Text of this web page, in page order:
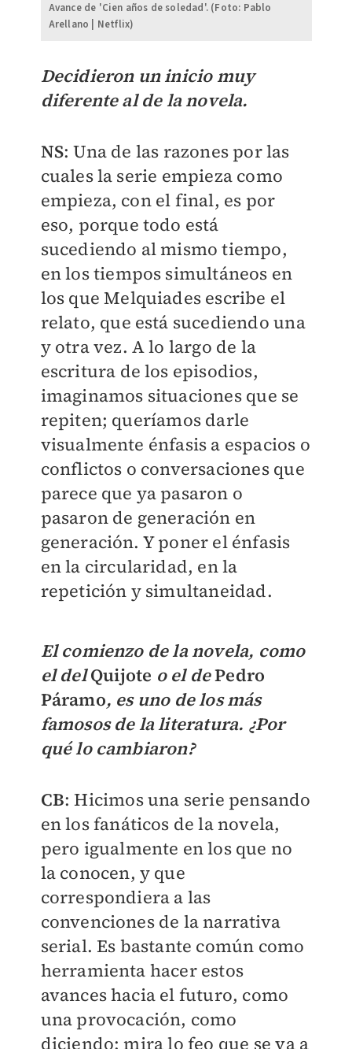
Avance de 'Cien años de soledad'. (Foto: Pablo
Arellano | Netflix)
Decidieron un inicio muy
diferente al de la novela.
NS: Una de las razones por las
cuales la serie empieza como
empieza, con el final, es por
eso, porque todo está
sucediendo al mismo tiempo,
en los tiempos simultáneos en
los que Melquiades escribe el
relato, que está sucediendo una
y otra vez. A lo largo de la
escritura de los episodios,
imaginamos situaciones que se
repiten; queríamos darle
visualmente énfasis a espacios o
conflictos o conversaciones que
parece que ya pasaron o
pasaron de generación en
generación. Y poner el énfasis
en la circularidad, en la
repetición y simultaneidad.
El comienzo de la novela, como
el delQuijote o el dePedro
Páramo, es uno de los más
famosos de la literatura. ¿Por
qué lo cambiaron?
CB: Hicimos una serie pensando
en los fanáticos de la novela,
pero igualmente en los que no
la conocen, y que
correspondiera a las
convenciones de la narrativa
serial. Es bastante común como
herramienta hacer estos
avances hacia el futuro, como
una provocación, como
diciendo: mira lo feo que se va a